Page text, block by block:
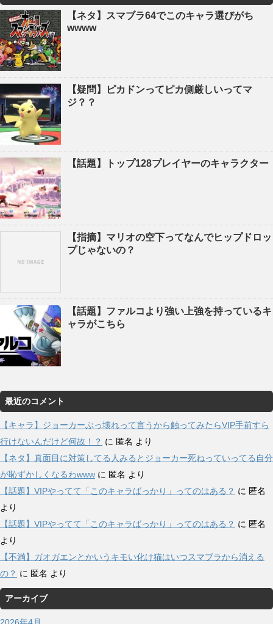
【ネタ】スマブラ64でこのキャラ選びがち
wwww
【疑問】ピカドンってピカ側厳しいってマ
ジ？？
【話題】トップ128プレイヤーのキャラクター
【指摘】マリオの空下ってなんでヒップドロッ
プじゃないの？
【話題】ファルコより強い上強を持っているキ
ャラがこちら
最近のコメント
【キャラ】ジョーカーぶっ壊れって言うから触ってみたらVIP手前すら
行けないんだけど何故！？ に 匿名 より
【ネタ】真面目に対策してる人みるとジョーカー死ねっていってる自分
が恥ずかしくなるわwww に 匿名 より
【話題】VIPやってて「このキャラばっかり」ってのはある？ に 匿名
より
【話題】VIPやってて「このキャラばっかり」ってのはある？ に 匿名
より
【不満】ガオガエンとかいうキモい化け猫はいつスマブラから消える
の？ に 匿名 より
アーカイブ